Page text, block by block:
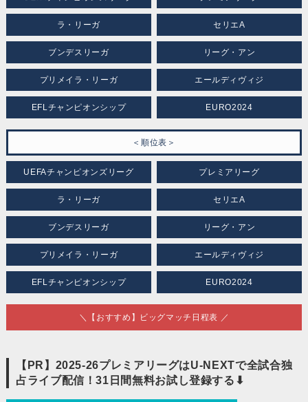
ラ・リーガ セリエA
ブンデスリーガ リーグ・アン
プリメイラ・リーガ エールディヴィジ
EFLチャンピオンシップ EURO2024
＜順位表＞
UEFAチャンピオンズリーグ プレミアリーグ
ラ・リーガ セリエA
ブンデスリーガ リーグ・アン
プリメイラ・リーガ エールディヴィジ
EFLチャンピオンシップ EURO2024
＼【おすすめ】ビッグマッチ日程表 ／
【PR】2025-26プレミアリーグはU-NEXTで全試合独
占ライブ配信！31日間無料お試し登録する⬇︎